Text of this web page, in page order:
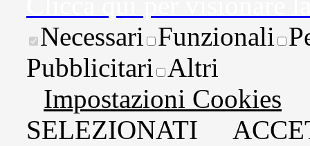
Necessari Funzionali
Pubblicitari Altri
Impostazioni Cookies
SELEZIONATI